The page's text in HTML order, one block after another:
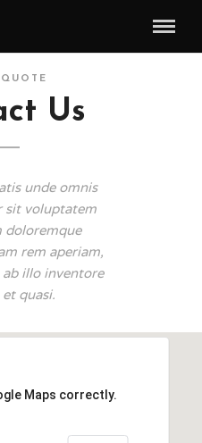
Us
unde omnis
sit voluptatem
doloremque
rem aperiam,
ab illo inventore
quasi.
Maps correctly.